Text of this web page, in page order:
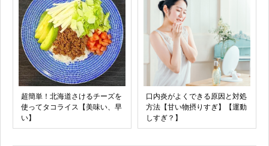
超簡単！北海道さけるチーズを
使ってタコライス【美味い、早
い】
口内炎がよくできる原因と対処
方法【甘い物摂りすぎ】【運動
しすぎ？】